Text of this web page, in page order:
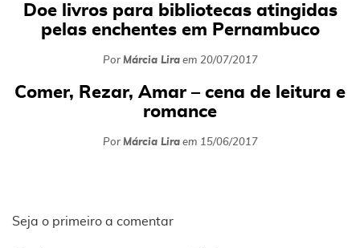
Doe livros para bibliotecas atingidas
pelas enchentes em Pernambuco
Por Márcia Liraem 20/07/2017
Comer, Rezar, Amar – cena de leitura e
romance
Por Márcia Liraem 15/06/2017
Seja o primeiro a comentar